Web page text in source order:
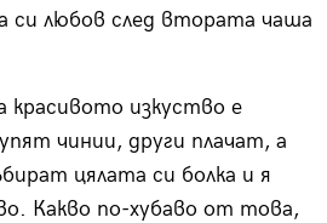
си любов след втората чаша
красивото изкуство е
чинии, други плачат, а
цялата си болка и я
Какво по-хубаво от това,